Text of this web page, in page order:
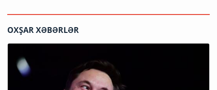
OXŞAR XƏBƏRLƏR